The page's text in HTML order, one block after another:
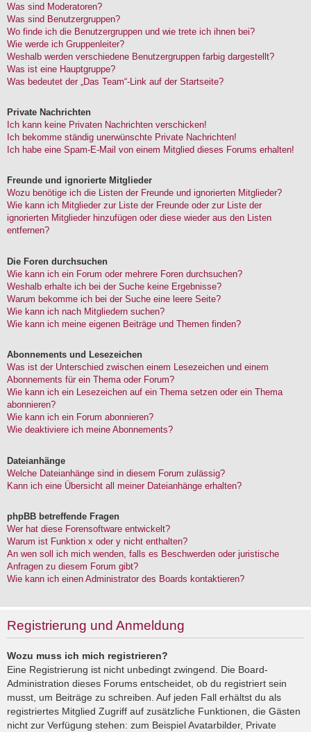
Was sind Moderatoren?
Was sind Benutzergruppen?
Wo finde ich die Benutzergruppen und wie trete ich ihnen bei?
Wie werde ich Gruppenleiter?
Weshalb werden verschiedene Benutzergruppen farbig dargestellt?
Was ist eine Hauptgruppe?
Was bedeutet der „Das Team“-Link auf der Startseite?
Private Nachrichten
Ich kann keine Privaten Nachrichten verschicken!
Ich bekomme ständig unerwünschte Private Nachrichten!
Ich habe eine Spam-E-Mail von einem Mitglied dieses Forums erhalten!
Freunde und ignorierte Mitglieder
Wozu benötige ich die Listen der Freunde und ignorierten Mitglieder?
Wie kann ich Mitglieder zur Liste der Freunde oder zur Liste der
ignorierten Mitglieder hinzufügen oder diese wieder aus den Listen
entfernen?
Die Foren durchsuchen
Wie kann ich ein Forum oder mehrere Foren durchsuchen?
Weshalb erhalte ich bei der Suche keine Ergebnisse?
Warum bekomme ich bei der Suche eine leere Seite?
Wie kann ich nach Mitgliedern suchen?
Wie kann ich meine eigenen Beiträge und Themen finden?
Abonnements und Lesezeichen
Was ist der Unterschied zwischen einem Lesezeichen und einem
Abonnements für ein Thema oder Forum?
Wie kann ich ein Lesezeichen auf ein Thema setzen oder ein Thema
abonnieren?
Wie kann ich ein Forum abonnieren?
Wie deaktiviere ich meine Abonnements?
Dateianhänge
Welche Dateianhänge sind in diesem Forum zulässig?
Kann ich eine Übersicht all meiner Dateianhänge erhalten?
phpBB betreffende Fragen
Wer hat diese Forensoftware entwickelt?
Warum ist Funktion x oder y nicht enthalten?
An wen soll ich mich wenden, falls es Beschwerden oder juristische
Anfragen zu diesem Forum gibt?
Wie kann ich einen Administrator des Boards kontaktieren?
Registrierung und Anmeldung
Wozu muss ich mich registrieren?
Eine Registrierung ist nicht unbedingt zwingend. Die Board-
Administration dieses Forums entscheidet, ob du registriert sein
musst, um Beiträge zu schreiben. Auf jeden Fall erhältst du als
registriertes Mitglied Zugriff auf zusätzliche Funktionen, die Gästen
nicht zur Verfügung stehen: zum Beispiel Avatarbilder, Private